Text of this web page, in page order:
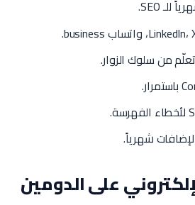
على الدومين